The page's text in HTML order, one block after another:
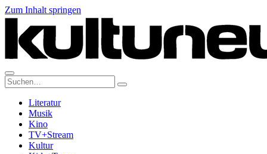
Zum Inhalt springen
Suche:
Literatur
Musik
Kino
TV+Stream
Kultur